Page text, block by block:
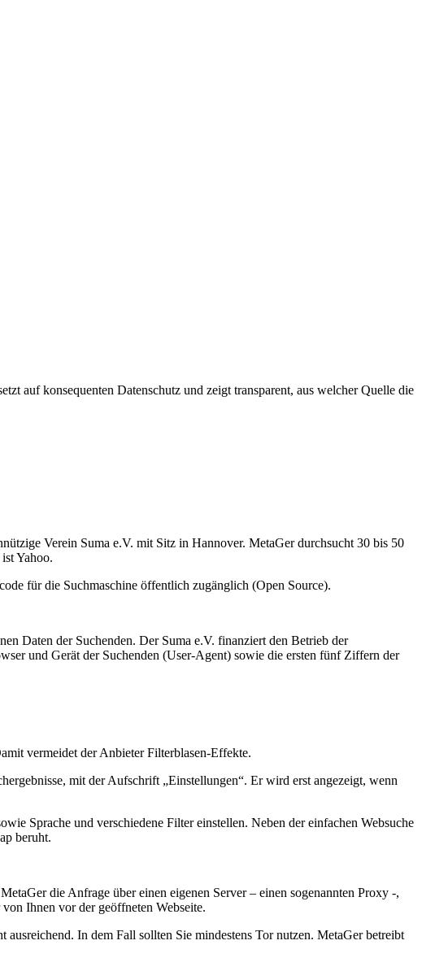
auf konsequenten Datenschutz und zeigt transparent, aus welcher Quelle die
Verein Suma e.V. mit Sitz in Hannover. MetaGer durchsucht 30 bis 50
Yahoo.
für die Suchmaschine öffentlich zugänglich (Open Source).
Daten der Suchenden. Der Suma e.V. finanziert den Betrieb der
und Gerät der Suchenden (User-Agent) sowie die ersten fünf Ziffern der
vermeidet der Anbieter Filterblasen-Effekte.
mit der Aufschrift „Einstellungen“. Er wird erst angezeigt, wenn
Sprache und verschiedene Filter einstellen. Neben der einfachen Websuche
beruht.
die Anfrage über einen eigenen Server – einen sogenannten Proxy -,
Ihnen vor der geöffneten Webseite.
In dem Fall sollten Sie mindestens Tor nutzen. MetaGer betreibt